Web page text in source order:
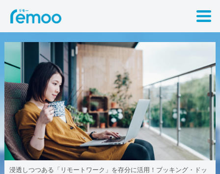
浸透しつつある「リモートワーク」を存分に活用！ブッキング・ドッ